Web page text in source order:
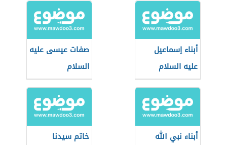
أبناء إسماعيل
عليه السلام
صفات عيسى عليه
السلام
أبناء نبي الله
خاتم سيدنا